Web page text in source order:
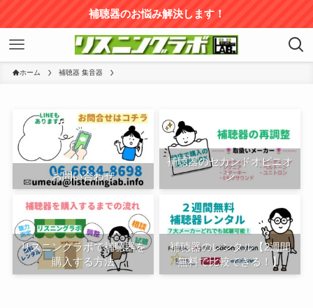
補聴器のお悩み解決します！
ホーム 補聴器 集音器
お問い合わせ
補聴器のセカンドオピニオ
ン
リスニングラボで補聴器を
購入する方法
補聴器のレンタル【2週間
無料で比較できる！】